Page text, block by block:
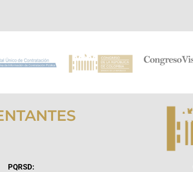
PQRSD: